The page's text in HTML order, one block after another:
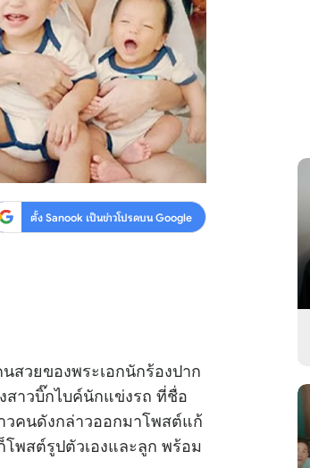
ตั้ง Sanook เป็นข่าวโปรดบน Google
สวยของพระเอกนักร้องปาก
าวบิ๊กไบค์นักแข่งรถ ที่ชื่อ
วคนดังกล่าวออกมาโพสต์แก้
พสต์รูปตัวเองและลูก พร้อม